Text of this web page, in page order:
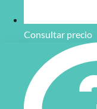
Consultar precio